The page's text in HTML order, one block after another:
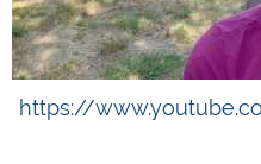
https://